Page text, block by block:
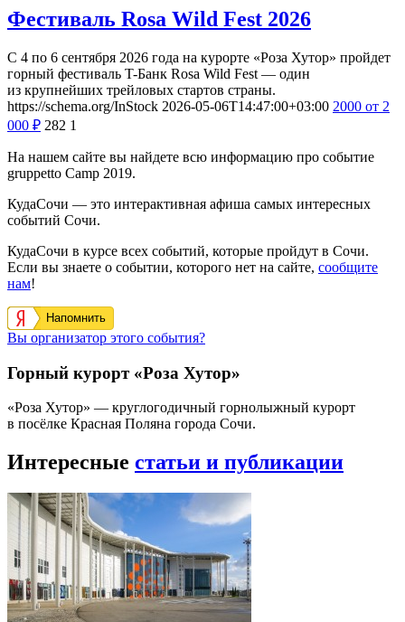
Фестиваль Rosa Wild Fest 2026
С 4 по 6 сентября 2026 года на курорте «Роза Хутор» пройдет
горный фестиваль T-Банк Rosa Wild Fest — один
из крупнейших трейловых стартов страны.
https://schema.org/InStock 2026-05-06T14:47:00+03:00 2000 от 2
000 ₽ 282 1
На нашем сайте вы найдете всю информацию про событие
gruppetto Camp 2019.
КудаСочи — это интерактивная афиша самых интересных
событий Сочи.
КудаСочи в курсе всех событий, которые пройдут в Сочи.
Если вы знаете о событии, которого нет на сайте, сообщите
нам!
Напомнить
Вы организатор этого события?
Горный курорт «Роза Хутор»
«Роза Хутор» — круглогодичный горнолыжный курорт
в посёлке Красная Поляна города Сочи.
Интересные статьи и публикации